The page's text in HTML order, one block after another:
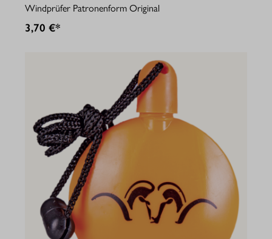
Windprüfer Patronenform Original
3,70 €*